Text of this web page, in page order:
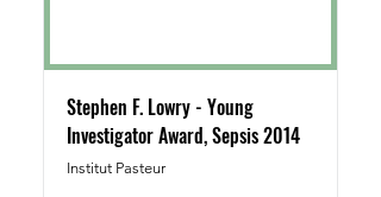
Stephen F. Lowry - Young
Investigator Award, Sepsis 2014
Institut Pasteur